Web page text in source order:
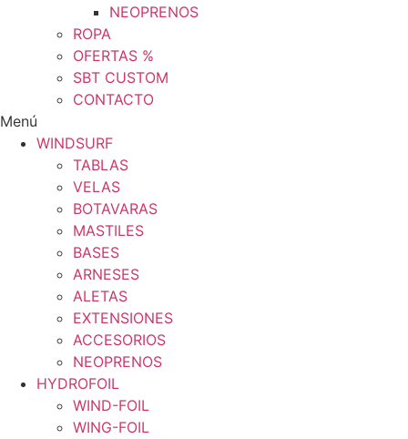
NEOPRENOS
ROPA
OFERTAS %
SBT CUSTOM
CONTACTO
Menú
WINDSURF
TABLAS
VELAS
BOTAVARAS
MASTILES
BASES
ARNESES
ALETAS
EXTENSIONES
ACCESORIOS
NEOPRENOS
HYDROFOIL
WIND-FOIL
WING-FOIL